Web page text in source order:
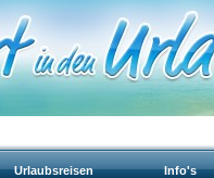
Urlaubsreisen Info's